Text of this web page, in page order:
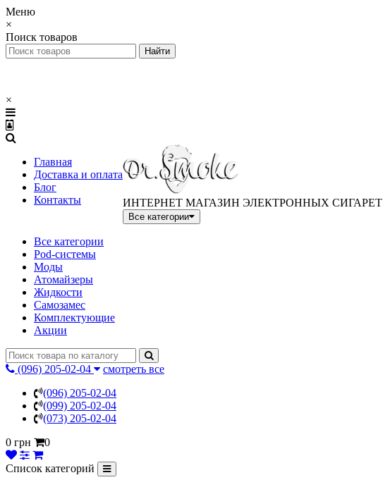
Меню
×
Поиск товаров
×
Главная
Доставка и оплата
Блог
Контакты
ИНТЕРНЕТ МАГАЗИН ЭЛЕКТРОННЫХ СИГАРЕТ
Все категории
Все категории
Pod-системы
Моды
Атомайзеры
Жидкости
Самозамес
Комплектующие
Акции
(096) 205-02-04
смотреть все
(096) 205-02-04
(099) 205-02-04
(073) 205-02-04
0 грн
0
Список категорий